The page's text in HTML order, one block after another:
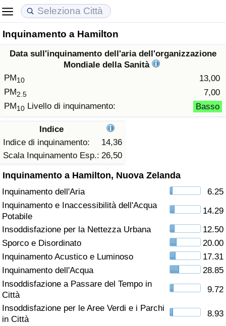
Inquinamento a Hamilton
Data sull'inquinamento dell'aria dell'organizzazione
Mondiale della Sanità
PM10
13,00
PM2.5
7,00
PM10 Livello di inquinamento: Basso
Indice
Indice di inquinamento:
14,36
Scala Inquinamento Esp.: 26,50
Inquinamento a Hamilton, Nuova Zelanda
Inquinamento dell'Aria
6.25
Inquinamento e Inaccessibilità dell'Acqua
Potabile
14.29
Insoddisfazione per la Nettezza Urbana
12.50
Sporco e Disordinato
20.00
Inquinamento Acustico e Luminoso
17.31
Inquinamento dell'Acqua
28.85
Insoddisfazione a Passare del Tempo in
Città
9.72
Insoddisfazione per le Aree Verdi e i Parchi
in Città
8.93
Costo della vita
Indice Del Costo Della Vita (corrente)
Indice Del Costo Della Vita
ad Aqaba
Prezzi degli immobili
Indice del Prezzo delle Case (Corrente)
Indice del Prezzo delle Case
Qualità della Vita
Indice della Qualità della Vita
Indice della Qualità della Vita (Corrente)
Criminalità
Indice del Tasso di Criminalità (Corrente)
Indice della Criminalità
Indice di criminalità per paese
Assistenza Sanitaria
Indice dell’Assistenza Sanitaria (Corrente)
Indice dell’Assistenza Sanitaria
Indice dell’Assistenza Sanitaria per